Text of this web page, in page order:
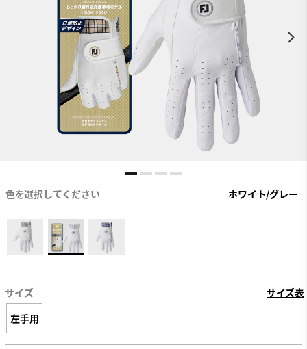
色を選択してください ホワイト/グレー
サイズ
サイズ表
左手用